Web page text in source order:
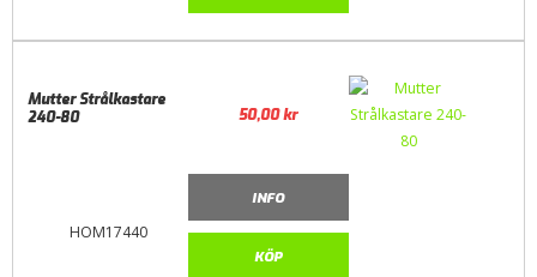
HOM17440
Mutter Strålkastare
240-80
50,00kr
INFO
KÖP